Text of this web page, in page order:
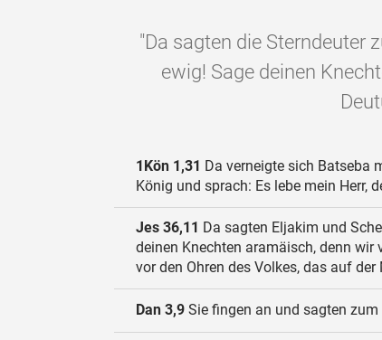
"Da sagten die Sterndeuter
ewig! Sage deinen
1Kön 1,31 Da verneigte sich Batseba
König und sprach: Es lebe mein Herr,
Jes 36,11 Da sagten Eljakim und
deinen Knechten aramäisch, denn wir
vor den Ohren des Volkes, das auf der
Dan 3,9 Sie fingen an und sagten